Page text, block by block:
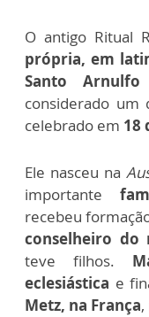
O antigo Ritual
própria, em
Santo
considerado um
celebrado em 18
Ele nasceu na
importante
recebeu
conselheiro do
teve filhos.
eclesiástica e
Metz, na França